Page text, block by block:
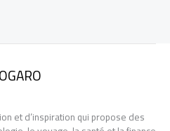
et d’inspiration qui propose des